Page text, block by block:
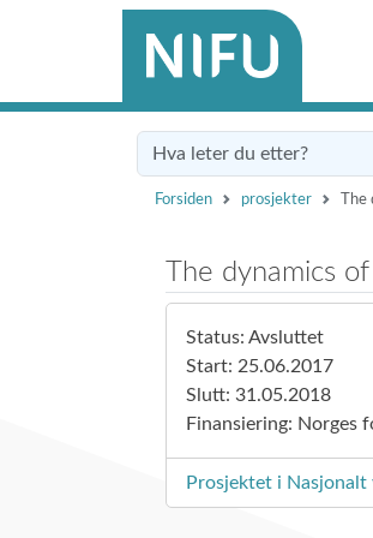
Forsiden prosjekter
The dynamics
Status: Avsluttet
Start: 25.06.2017
Slutt: 31.05.2018
Finansiering: Norges
Prosjektet i